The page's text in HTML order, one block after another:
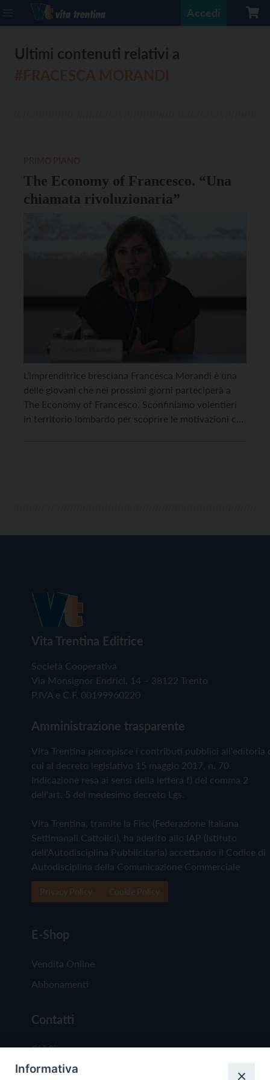
Accedi
Ultimi contenuti relativi a
The Economy of Francesco. “Una
chiamata rivoluzionaria”
L’imprenditrice bresciana Francesca Morandi è una
delle giovani che nei prossimi giorni parteciperà a
The Economy of Francesco. Sconfiniamo volentieri
in territorio lombardo per scoprire le motivazioni che
Vita Trentina Editrice
Società Cooperativa
Via Monsignor Endrici, 14 – 38122 Trento
P.IVA e C.F. 00199960220
Amministrazione trasparente
Vita Trentina percepisce i contributi pubblici all'editoria
cui al decreto legislativo 15 maggio 2017, n. 70.
Indicazione resa ai sensi della lettera f) del comma 2
dell'art. 5 del medesimo decreto Lgs.
Vita Trentina, tramite la Fisc (Federazione Italiana
Settimanali Cattolici), ha aderito allo IAP (Istituto
dell'Autodisciplina Pubblicitaria) accettando il Codice di
Autodisciplina della Comunicazione Commerciale
E-Shop
Vendita Online
Abbonamenti
Contatti
Chi Siamo
Redazione
Informativa